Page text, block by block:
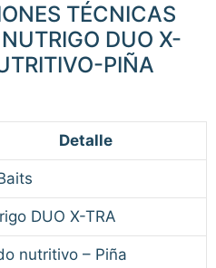
TÉCNICAS
DUO X-
PIÑA
Detalle
DUO X-TRA
nutritivo – Piña